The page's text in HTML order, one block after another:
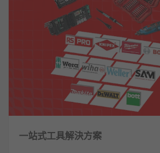
一站式工具解決方案